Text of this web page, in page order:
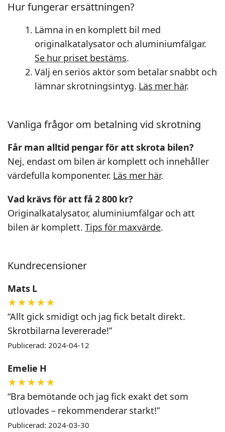
Hur fungerar ersättningen?
Lämna in en komplett bil med
originalkatalysator och aluminiumfälgar.
Se hur priset bestäms.
Välj en seriös aktör som betalar snabbt och
lämnar skrotningsintyg. Läs mer här.
Vanliga frågor om betalning vid skrotning
Får man alltid pengar för att skrota bilen?
Nej, endast om bilen är komplett och innehåller
värdefulla komponenter. Läs mer här.
Vad krävs för att få 2 800 kr?
Originalkatalysator, aluminiumfälgar och att
bilen är komplett. Tips för maxvärde.
Kundrecensioner
Mats L
★★★★★
“Allt gick smidigt och jag fick betalt direkt.
Skrotbilarna levererade!”
Publicerad: 2024-04-12
Emelie H
★★★★★
“Bra bemötande och jag fick exakt det som
utlovades – rekommenderar starkt!”
Publicerad: 2024-03-30